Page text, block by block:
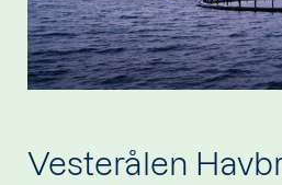
Vesterålen